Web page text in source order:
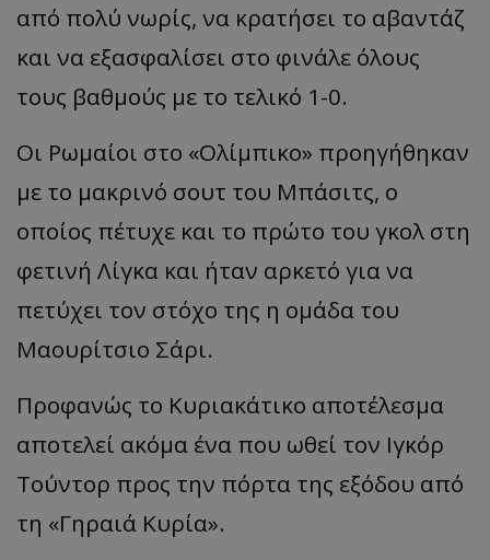
από πολύ νωρίς, να κρατήσει το αβαντάζ
και να εξασφαλίσει στο φινάλε όλους
τους βαθμούς με το τελικό 1-0.
Οι Ρωμαίοι στο «Ολίμπικο» προηγήθηκαν
με το μακρινό σουτ του Μπάσιτς, ο
οποίος πέτυχε και το πρώτο του γκολ στη
φετινή Λίγκα και ήταν αρκετό για να
πετύχει τον στόχο της η ομάδα του
Μαουρίτσιο Σάρι.
Προφανώς το Κυριακάτικο αποτέλεσμα
αποτελεί ακόμα ένα που ωθεί τον Ιγκόρ
Τούντορ προς την πόρτα της εξόδου από
τη «Γηραιά Κυρία».